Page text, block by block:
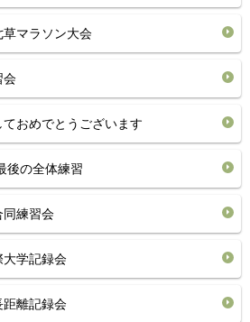
マラソン大会
会
おめでとうございます
後の全体練習
同練習会
大学記録会
距離記録会